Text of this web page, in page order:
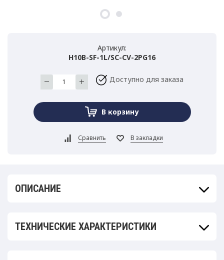
Артикул:
H10B-SF-1L/SC-CV-2PG16
Доступно для заказа
ОПИСАНИЕ
ТЕХНИЧЕСКИЕ ХАРАКТЕРИСТИКИ